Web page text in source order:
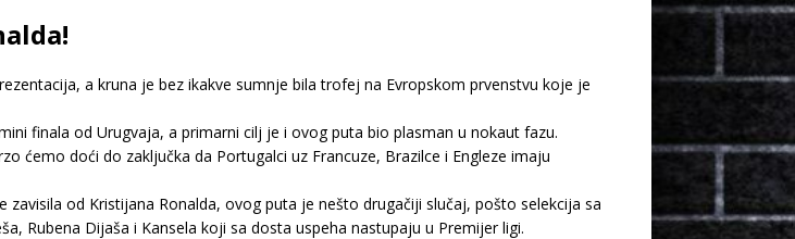
a kruna je bez ikakve sumnje bila trofej na Evropskom prvenstvu koje je
finala od Urugvaja, a primarni cilj je i ovog puta bio plasman u nokaut fazu.
ćemo doći do zaključka da Portugalci uz Francuze, Brazilce i Engleze imaju
od Kristijana Ronalda, ovog puta je nešto drugačiji slučaj, pošto selekcija sa
Rubena Dijaša i Kansela koji sa dosta uspeha nastupaju u Premijer ligi.